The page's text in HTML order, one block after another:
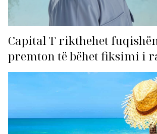
Capital T rikthehet
premton të bëhet fiksimi i